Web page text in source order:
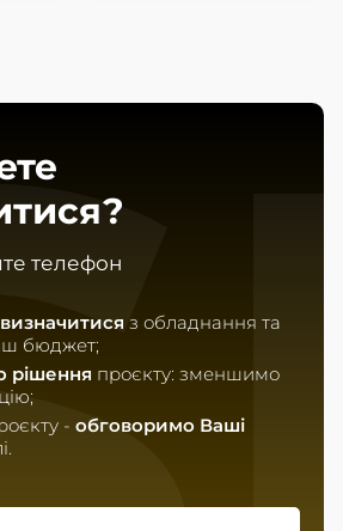
телефон
з обладнання та
бюджет;
рішення проєкту: зменшимо
- обговоримо Ваші